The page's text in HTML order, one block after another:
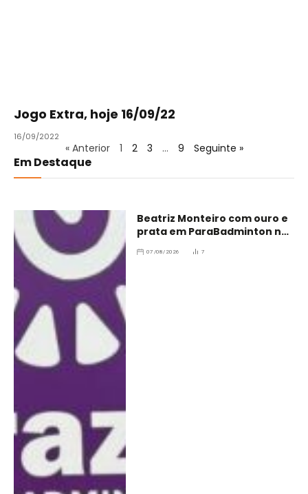
Jogo Extra, hoje 16/09/22
16/09/2022
« Anterior 1 2 3 … 9 Seguinte »
Em Destaque
Beatriz Monteiro com ouro e
prata em ParaBadminton no
07/08/2026 7